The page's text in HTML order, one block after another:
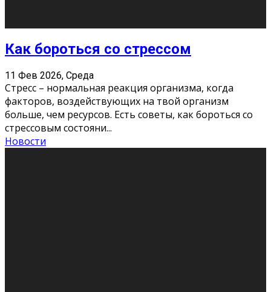
Как бороться со стрессом
11 Фев 2026, Среда
Стресс – нормальная реакция организма, когда
факторов, воздействующих на твой организм
больше, чем ресурсов. Есть советы, как бороться со
стрессовым состояни...
Новости